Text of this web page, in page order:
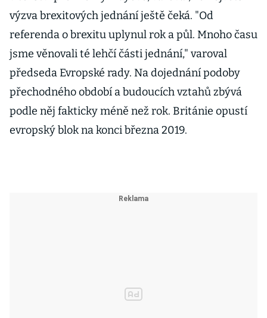
výzva brexitových jednání ještě čeká. "Od
referenda o brexitu uplynul rok a půl. Mnoho času
jsme věnovali té lehčí části jednání," varoval
předseda Evropské rady. Na dojednání podoby
přechodného období a budoucích vztahů zbývá
podle něj fakticky méně než rok. Británie opustí
evropský blok na konci března 2019.